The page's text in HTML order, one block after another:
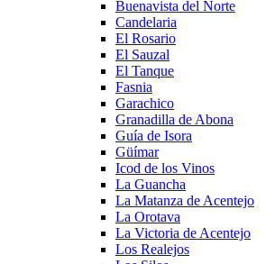
Buenavista del Norte
Candelaria
El Rosario
El Sauzal
El Tanque
Fasnia
Garachico
Granadilla de Abona
Guía de Isora
Güímar
Icod de los Vinos
La Guancha
La Matanza de Acentejo
La Orotava
La Victoria de Acentejo
Los Realejos